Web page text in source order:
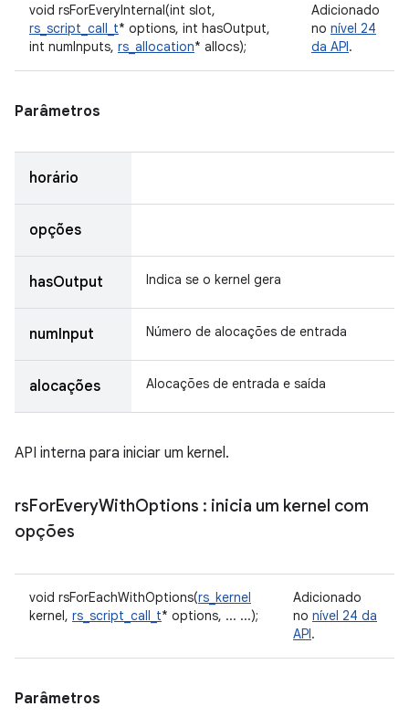
void rsForEveryInternal(int slot,
rs_script_call_t* options, int hasOutput,
int numInputs, rs_allocation* allocs);
Adicionado
no nível 24
da API.
Parâmetros
horário
opções
hasOutput Indica se o kernel gera
numInput Número de alocações de entrada
alocações Alocações de entrada e saída
API interna para iniciar um kernel.
rsForEveryWithOptions : inicia um kernel com
opções
void rsForEachWithOptions(rs_kernel
kernel, rs_script_call_t* options, ... ...);
Adicionado
no nível 24 da
API.
Parâmetros